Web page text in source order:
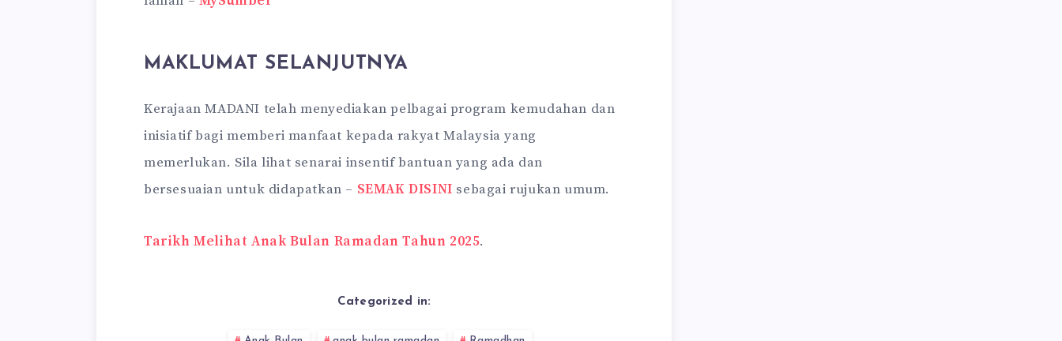
MAKLUMAT SELANJUTNYA
Kerajaan MADANI telah menyediakan pelbagai program kemudahan dan
inisiatif bagi memberi manfaat kepada rakyat Malaysia yang
memerlukan. Sila lihat senarai insentif bantuan yang ada dan
bersesuaian untuk didapatkan – SEMAK DISINI sebagai rujukan umum.
Tarikh Melihat Anak Bulan Ramadan Tahun 2025.
Categorized in: